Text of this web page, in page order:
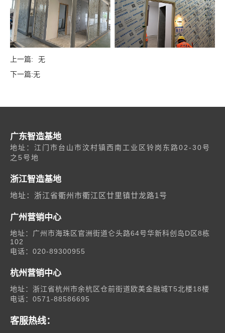
公共服务
上一篇:
无
下一篇:无
广东智造基地
地址：江门市台山市汶村镇西南工业区铃岗东路02-30号
之5号地
浙江智造基地
地址：浙江省衢州市衢江区廿里镇廿龙路1号
广州营销中心
地址：广州市海珠区官洲街道仑头路64号华新科创岛D区8栋
102
电话：020-89300955
杭州营销中心
地址：浙江省杭州市余杭区仓前街道欧美金融城T5北楼18楼
电话：0571-88586695
客服热线：